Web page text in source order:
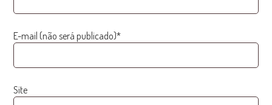
E-mail (não será publicado)*
Site